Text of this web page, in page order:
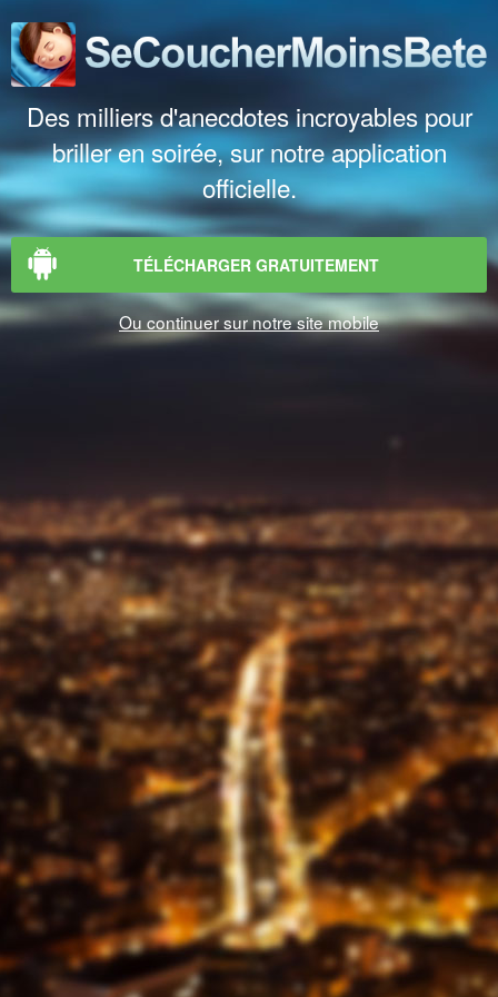
Des milliers d'anecdotes incroyables pour
briller en soirée, sur notre application
officielle.
TÉLÉCHARGER GRATUITEMENT
Ou continuer sur notre site mobile